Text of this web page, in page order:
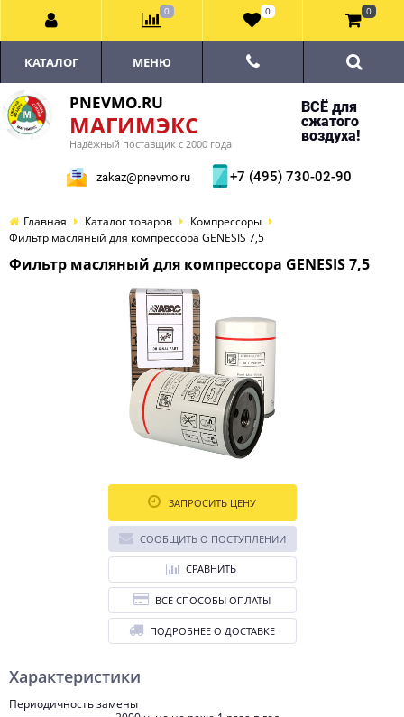
PNEVMO.RU
МАГИМЭКС
Надёжный поставщик с 2000 года
ВСЁ для
сжатого
воздуха!
zakaz@pnevmo.ru +7 (495) 730-02-90
КАТАЛОГ МЕНЮ
Главная Каталог товаров
Компрессоры
Фильтр масляный для компрессора GENESIS 7,5
Фильтр масляный для компрессора GENESIS 7,5
Характеристики
Периодичность замены
ЗАПРОСИТЬ ЦЕНУ
СООБЩИТЬ О ПОСТУПЛЕНИИ
СРАВНИТЬ
ВСЕ СПОСОБЫ ОПЛАТЫ
ПОДРОБНЕЕ О ДОСТАВКЕ
0 0 0